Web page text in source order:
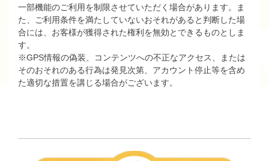
⼀部機能のご利⽤を制限させていただく場合があります。ま
た、ご利⽤条件を満たしていないおそれがあると判断した場
合には、お客様が獲得された権利を無効とできるものとしま
す。
※GPS情報の偽装、コンテンツへの不正なアクセス、または
そのおそれのある⾏為は発⾒次第、アカウント停⽌等を含め
た適切な措置を講じる場合がございます。